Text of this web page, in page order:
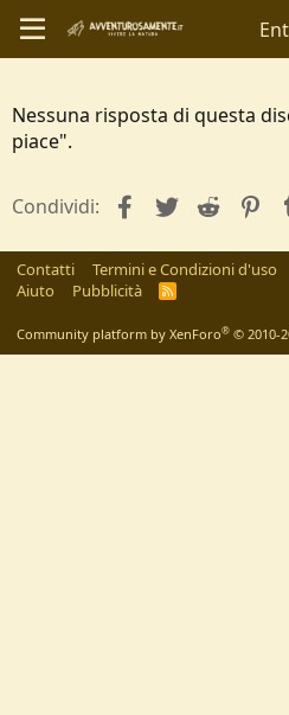
Nessuna risposta di questa
piace".
Condividi: facebookTwitterReddit
Contatti Termini e Condizioni d'uso
Aiuto
Pubblicità
R
Community platform by XenForo® © 2010-